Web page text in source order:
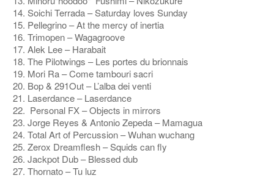
Soichi Terrada – Saturday loves Sunday
Pellegrino – At the mercy of inertia
Trimopen – Wagagroove
Alek Lee – Harabait
The Pilotwings – Les portes du brionnais
Mori Ra – Come tambouri sacri
Bop & 291Out – L’alba dei venti
Laserdance – Laserdance
Personal FX – Objects in mirrors
Jorge Reyes & Antonio Zepeda – Mamagua
Total Art of Percussion – Wuhan wuchang
Zerox Dreamflesh – Squids can fly
Jackpot Dub – Blessed dub
Thornato – Tu luz